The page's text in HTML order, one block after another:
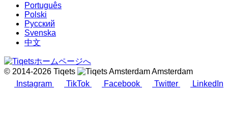
Português
Polski
Русский
Svenska
中文
© 2014-2026 Tiqets
Amsterdam
Instagram
TikTok Facebook Twitter LinkedIn